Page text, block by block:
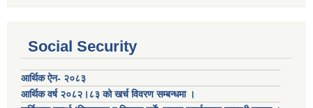
Social Security
आर्थिक ऐन- २०८३
आर्थिक वर्ष २०८२।८३ को खर्च विवरण सम्बन्धमा ।